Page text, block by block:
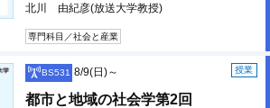
北川 由紀彦(放送大学教授)
専門科目／社会と産業
BS531 授業
8/9(日)～
都市と地域の社会学第2回